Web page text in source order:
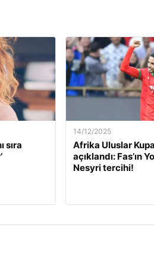
sıra
14/12/2025
Afrika Uluslar
açıklandı: Fas’ın
Nesyri tercihi!